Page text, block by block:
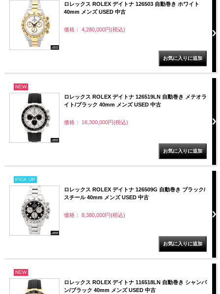
ロレックス ROLEX デイトナ 126503 自動巻き ホワイト
40mm メンズ USED 中古
価格： 4,280,000円(税込)
NEW
ロレックス ROLEX デイトナ 126519LN 自動巻き メテオラ
イト/ブラック 40mm メンズ USED 中古
価格： 16,300,000円(税込)
PICK UP
ロレックス ROLEX デイトナ 126509G 自動巻き ブラック/
スチール 40mm メンズ USED 中古
価格： 8,380,000円(税込)
NEW
ロレックス ROLEX デイトナ 116518LN 自動巻き シャンパ
ン/ブラック 40mm メンズ USED 中古